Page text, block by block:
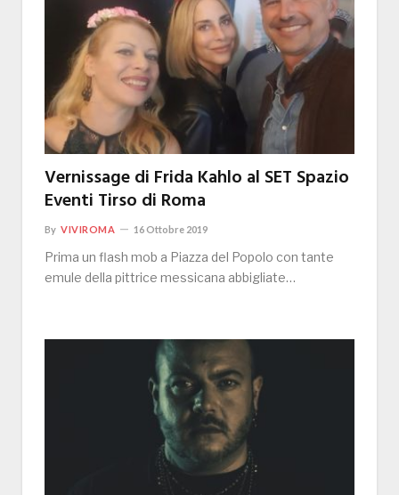
Vernissage di Frida Kahlo al SET Spazio
Eventi Tirso di Roma
By VIVIROMA 16 Ottobre 2019
Prima un flash mob a Piazza del Popolo con tante
emule della pittrice messicana abbigliate…